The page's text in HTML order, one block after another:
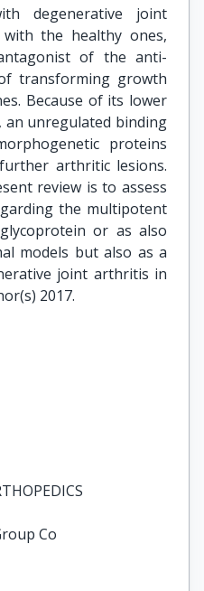
degenerative joint
the healthy ones,
of the anti-
transforming growth
Because of its lower
unregulated binding
proteins
arthritic lesions.
review is to assess
the multipotent
or as also
models but also as a
joint arthritis in
2017.
Co